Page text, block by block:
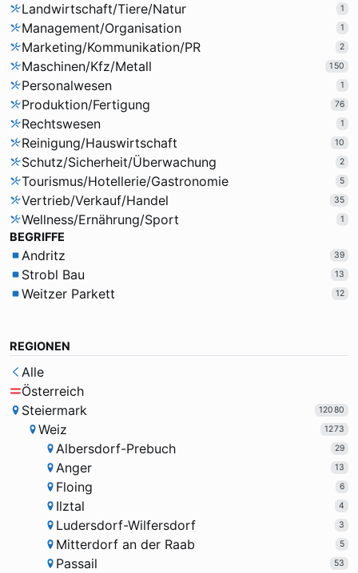
Landwirtschaft/Tiere/Natur 1
Management/Organisation 1
Marketing/Kommunikation/PR 2
Maschinen/Kfz/Metall 150
Personalwesen 1
Produktion/Fertigung 76
Rechtswesen 1
Reinigung/Hauswirtschaft 10
Schutz/Sicherheit/Überwachung 2
Tourismus/Hotellerie/Gastronomie 5
Vertrieb/Verkauf/Handel 35
Wellness/Ernährung/Sport 1
BEGRIFFE
Andritz 39
Strobl Bau 13
Weitzer Parkett 12
REGIONEN
Alle
Österreich
Steiermark
12080
Weiz 1273
Albersdorf-Prebuch 29
Anger 13
Floing 6
Ilztal 4
Ludersdorf-Wilfersdorf 3
Mitterdorf an der Raab 5
Passail 53